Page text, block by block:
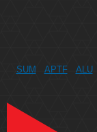
SUM APTF ALU